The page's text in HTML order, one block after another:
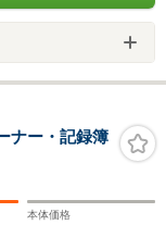
ナー・記録簿
本体価格